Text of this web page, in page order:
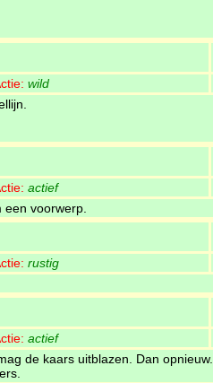
wild
actief
een voorwerp.
rustig
actief
de kaars uitblazen. Dan opnieuw.